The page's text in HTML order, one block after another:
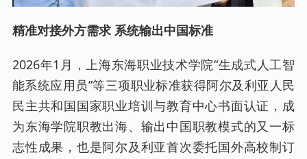
精准对接外方需求 系统输出中国标准
2026年1月，上海东海职业技术学院“生成式人工智
能系统应用员”等三项职业标准获得阿尔及利亚人民
民主共和国国家职业培训与教育中心书面认证，成
为东海学院职教出海、输出中国职教模式的又一标
志性成果，也是阿尔及利亚首次委托国外高校制订